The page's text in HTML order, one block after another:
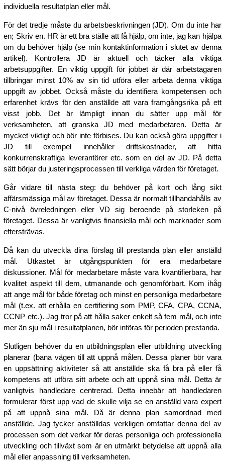
individuella resultatplan eller mål.
För det tredje måste du arbetsbeskrivningen (JD). Om du inte har
en; Skriv en. HR är ett bra ställe att få hjälp, om inte, jag kan hjälpa
om du behöver hjälp (se min kontaktinformation i slutet av denna
artikel). Kontrollera JD är aktuell och täcker alla viktiga
arbetsuppgifter. En viktig uppgift för jobbet är där arbetstagaren
tillbringar minst 10% av sin tid utföra eller arbeta denna viktiga
uppgift av jobbet. Också måste du identifiera kompetensen och
erfarenhet krävs för den anställde att vara framgångsrika på ett
visst jobb. Det är lämpligt innan du sätter upp mål för
verksamheten, att granska JD med medarbetaren. Detta är
mycket viktigt och bör inte förbises. Du kan också göra uppgifter i
JD till exempel innehåller driftskostnader, att hitta
konkurrenskraftiga leverantörer etc. som en del av JD. På detta
sätt börjar du justeringsprocessen till verkliga värden för företaget.
Går vidare till nästa steg: du behöver på kort och lång sikt
affärsmässiga mål av företaget. Dessa är normalt tillhandahålls av
C-nivå övreledningen eller VD sig beroende på storleken på
företaget. Dessa är vanligtvis finansiella mål och marknader som
eftersträvas.
Då kan du utveckla dina förslag till prestanda plan eller anställd
mål. Utkastet är utgångspunkten för era medarbetare
diskussioner. Mål för medarbetare måste vara kvantifierbara, har
kvalitet aspekt till dem, utmanande och genomförbart. Kom ihåg
att ange mål för både företag och minst en personliga medarbetare
mål (t.ex. att erhålla en certifiering som PMP, CFA, CPA, CCNA,
CCNP etc.). Jag tror på att hålla saker enkelt så fem mål, och inte
mer än sju mål i resultatplanen, bör införas för perioden prestanda.
Slutligen behöver du en utbildningsplan eller utbildning utveckling
planerar (bana vägen till att uppnå målen. Dessa planer bör vara
en uppsättning aktiviteter så att anställde ska få bra på eller få
kompetens att utföra sitt arbete och att uppnå sina mål. Detta är
vanligtvis handledare centrerad. Detta innebär att handledaren
formulerar först upp vad de skulle vilja se en anställd vara expert
på att uppnå sina mål. Då är denna plan samordnad med
anställde. Jag tycker anställdas verkligen omfattar denna del av
processen som det verkar för deras personliga och professionella
utveckling och tillväxt som är en utmärkt betydelse att uppnå alla
mål eller anpassning till verksamheten.